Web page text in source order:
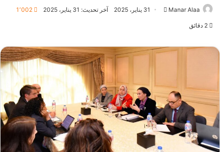
Manar Alaa
أرسل
31 يناير، 2025 آخر تحديث: 31 يناير، 2025 1٬002